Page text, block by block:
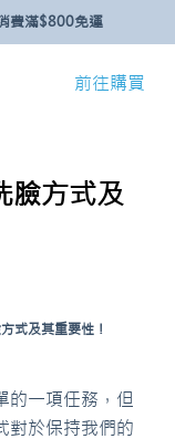
費滿$800免運
前往購買
臉方式及
式及其重要性！
的一項任務，但
對於保持我們的